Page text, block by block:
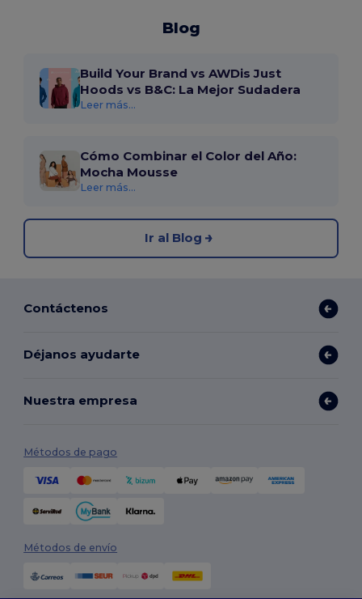
Blog
Build Your Brand vs AWDis Just
Hoods vs B&C: La Mejor Sudadera
Leer más...
Cómo Combinar el Color del Año:
Mocha Mousse
Leer más...
Ir al Blog
Contáctenos
Déjanos ayudarte
Nuestra empresa
Métodos de pago
Métodos de envío